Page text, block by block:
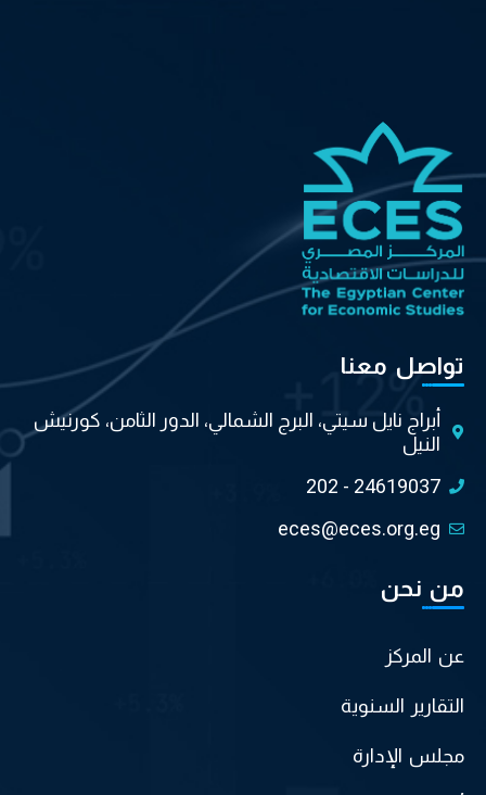
تواصل معنا
أبراج نايل سيتي، البرج الشمالي، الدور الثامن، كورنيش
النيل
202 - 24619037
eces@eces.org.eg
من نحن
عن المركز
التقارير السنوية
مجلس الإدارة